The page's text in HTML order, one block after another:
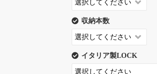
収納本数
イタリア製LOCK